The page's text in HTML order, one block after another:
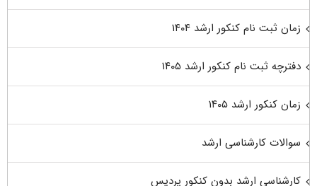
زمان ثبت نام کنکور ارشد ۱۴۰۴
دفترچه ثبت نام کنکور ارشد ۱۴۰۵
زمان کنکور ارشد ۱۴۰۵
سوالات کارشناسی ارشد
کارشناسی ارشد بدون کنکور پردیس